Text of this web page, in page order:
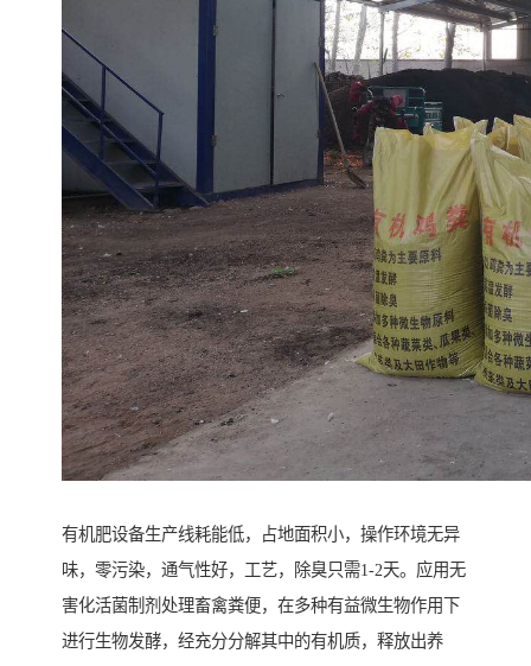
有机肥设备生产线耗能低，占地面积小，操作环境无异
味，零污染，通气性好，工艺，除臭只需1-2天。应用无
害化活菌制剂处理畜禽粪便，在多种有益微生物作用下
进行生物发酵，经充分分解其中的有机质，释放出养